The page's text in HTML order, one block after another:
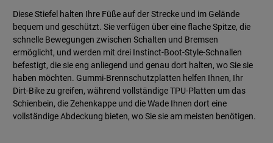
Diese Stiefel halten Ihre Füße auf der Strecke und im Gelände
bequem und geschützt. Sie verfügen über eine flache Spitze, die
schnelle Bewegungen zwischen Schalten und Bremsen
ermöglicht, und werden mit drei Instinct-Boot-Style-Schnallen
befestigt, die sie eng anliegend und genau dort halten, wo Sie sie
haben möchten. Gummi-Brennschutzplatten helfen Ihnen, Ihr
Dirt-Bike zu greifen, während vollständige TPU-Platten um das
Schienbein, die Zehenkappe und die Wade Ihnen dort eine
vollständige Abdeckung bieten, wo Sie sie am meisten benötigen.